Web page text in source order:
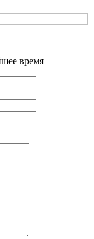
время